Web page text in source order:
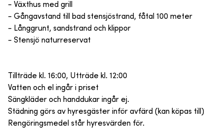
- Växthus med grill
- Gångavstand till bad stensjöstrand, fåtal 100 meter
- Långgrunt, sandstrand och klippor
- Stensjö naturreservat
Tillträde kl. 16:00, Utträde kl. 12:00
Vatten och el ingår i priset
Sängkläder och handdukar ingår ej.
Städning görs av hyresgäster inför avfärd (kan köpas till)
Rengöringsmedel står hyresvärden för.